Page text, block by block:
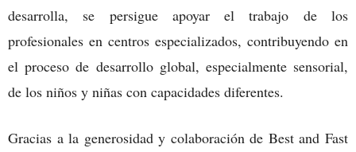
desarrolla, se persigue apoyar el trabajo de los
profesionales en centros especializados, contribuyendo en
el proceso de desarrollo global, especialmente sensorial,
de los niños y niñas con capacidades diferentes.
Gracias a la generosidad y colaboración de Best and Fast